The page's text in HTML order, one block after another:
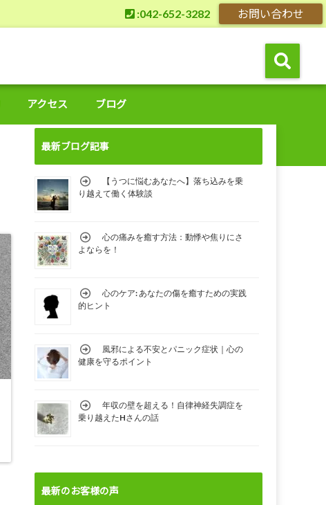
お問い合わせ
:042-652-3282
アクセス ブログ
最新ブログ記事
【うつに悩むあなたへ】落ち込みを乗
り越えて働く体験談
心の痛みを癒す方法：動悸や焦りにさ
よならを！
心のケア: あなたの傷を癒すための実践
的ヒント
風邪による不安とパニック症状｜心の
健康を守るポイント
年収の壁を超える！自律神経失調症を
乗り越えたHさんの話
最新のお客様の声